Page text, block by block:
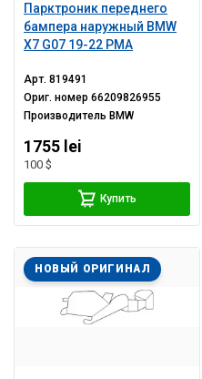
Парктроник переднего
бампера наружный BMW
X7 G07 19-22 PMA
Арт.819491
Ориг. номер66209826955
Производитель BMW
1755 lei
100 $
Купить
НОВЫЙ ОРИГИНАЛ